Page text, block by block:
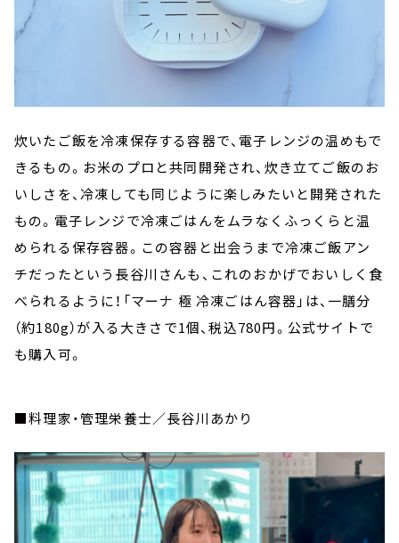
炊いたご飯を冷凍保存する容器で、電子レンジの温めもで
きるもの。お米のプロと共同開発され、炊き立てご飯のお
いしさを、冷凍しても同じように楽しみたいと開発された
もの。電子レンジで冷凍ごはんをムラなくふっくらと温
められる保存容器。この容器と出会うまで冷凍ご飯アン
チだったという長谷川さんも、これのおかげでおいしく食
べられるように！「マーナ 極 冷凍ごはん容器」は、一膳分
（約180g）が入る大きさで1個、税込780円。公式サイトで
も購入可。
■料理家・管理栄養士／長谷川あかり